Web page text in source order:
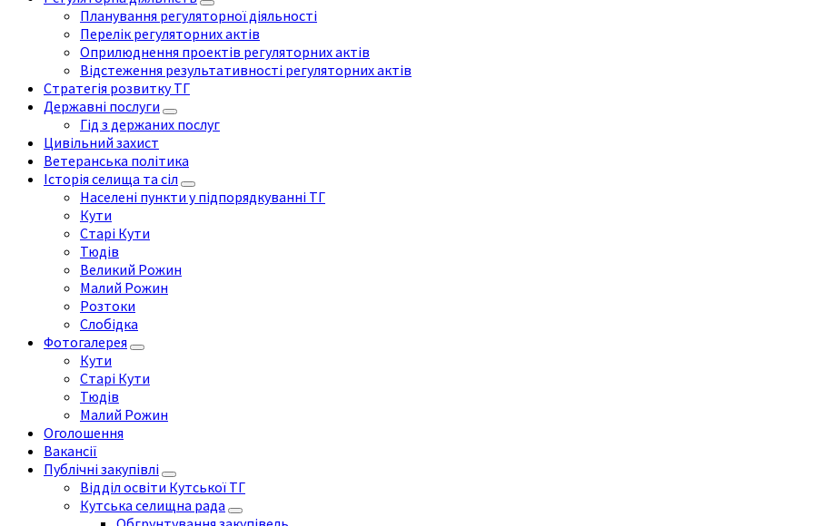
Планування регуляторної діяльності
Перелік регуляторних актів
Оприлюднення проектів регуляторних актів
Відстеження результативності регуляторних актів
Стратегія розвитку ТГ
Державні послуги
Гід з держаних послуг
Цивільний захист
Ветеранська політика
Історія селища та сіл
Населені пункти у підпорядкуванні ТГ
Кути
Старі Кути
Тюдів
Великий Рожин
Малий Рожин
Розтоки
Слобідка
Фотогалерея
Кути
Старі Кути
Тюдів
Малий Рожин
Оголошення
Вакансії
Публічні закупівлі
Відділ освіти Кутської ТГ
Кутська селищна рада